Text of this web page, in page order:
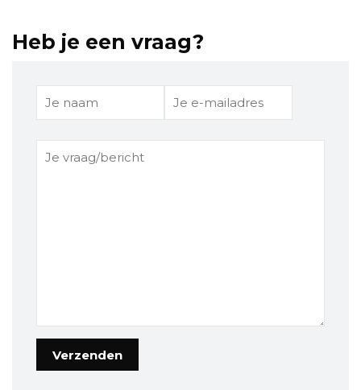
Heb je een vraag?